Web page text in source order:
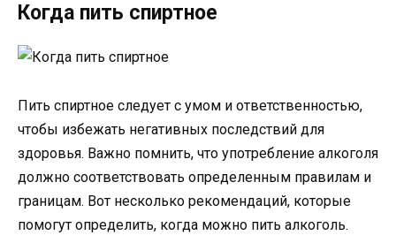
Когда пить спиртное
Пить спиртное следует с умом и ответственностью,
чтобы избежать негативных последствий для
здоровья. Важно помнить, что употребление алкоголя
должно соответствовать определенным правилам и
границам. Вот несколько рекомендаций, которые
помогут определить, когда можно пить алкоголь.